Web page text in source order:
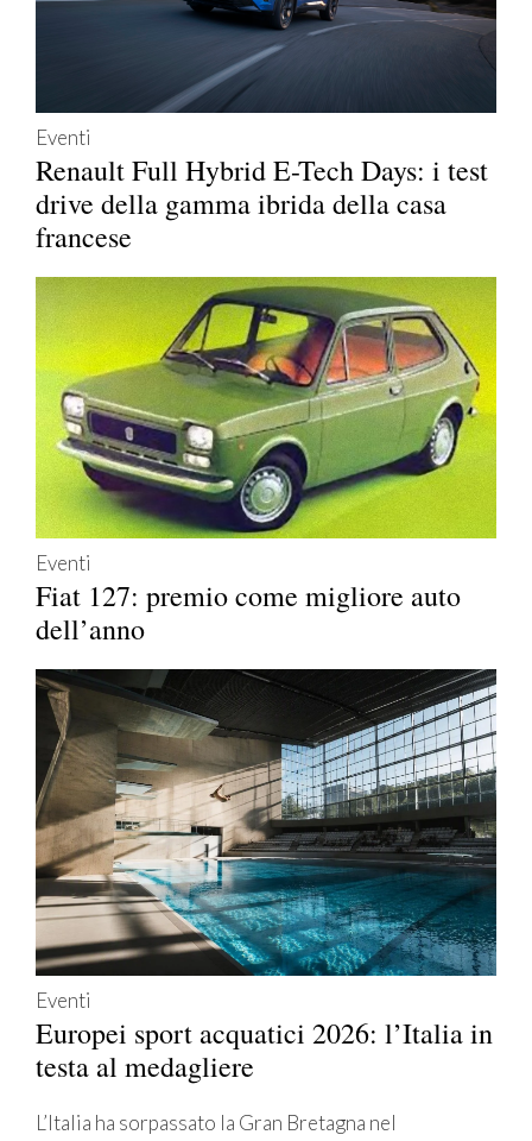
Eventi
Renault Full Hybrid E-Tech Days: i test
drive della gamma ibrida della casa
francese
Eventi
Fiat 127: premio come migliore auto
dell’anno
Eventi
Europei sport acquatici 2026: l’Italia in
testa al medagliere
L’Italia ha sorpassato la Gran Bretagna nel